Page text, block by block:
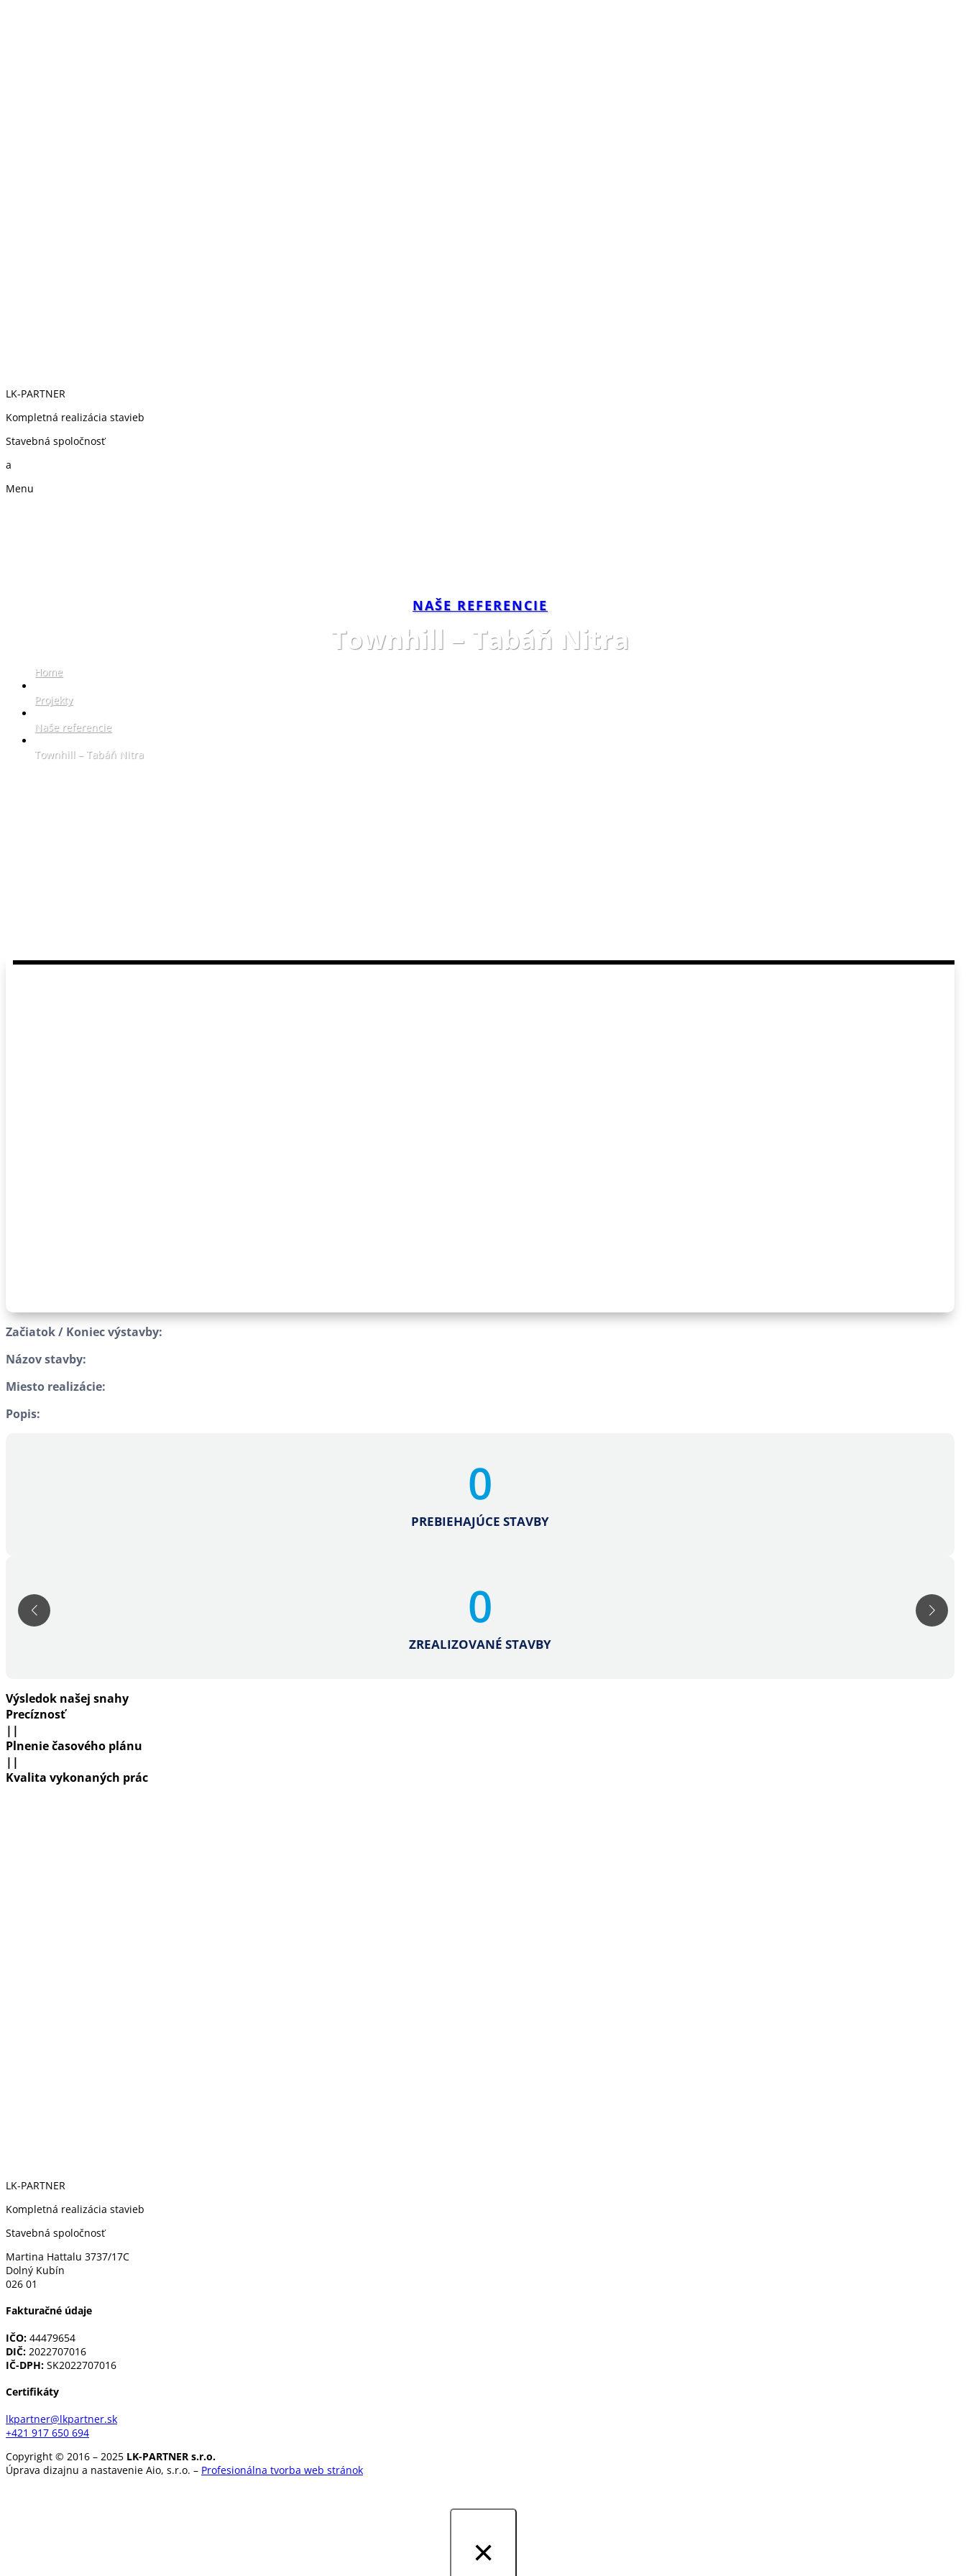
LK-PARTNER
Kompletná realizácia stavieb
Stavebná spoločnosť
a
Menu
NAŠE REFERENCIE
Townhill – Tabáň Nitra
Home
Projekty
Naše referencie
Townhill – Tabáň Nitra
Začiatok / Koniec výstavby:
Názov stavby:
Miesto realizácie:
Popis:
0
PREBIEHAJÚCE STAVBY
0
ZREALIZOVANÉ STAVBY
Výsledok našej snahy
Precíznosť
||
Plnenie časového plánu
||
Kvalita vykonaných prác
LK-PARTNER
Kompletná realizácia stavieb
Stavebná spoločnosť
Martina Hattalu 3737/17C
Dolný Kubín
026 01
Fakturačné údaje
IČO: 44479654
DIČ: 2022707016
IČ-DPH: SK2022707016
Certifikáty
lkpartner@lkpartner.sk
+421 917 650 694
Copyright © 2016 – 2025 LK-PARTNER s.r.o.
Úprava dizajnu a nastavenie Aio, s.r.o. – Profesionálna tvorba web stránok
×